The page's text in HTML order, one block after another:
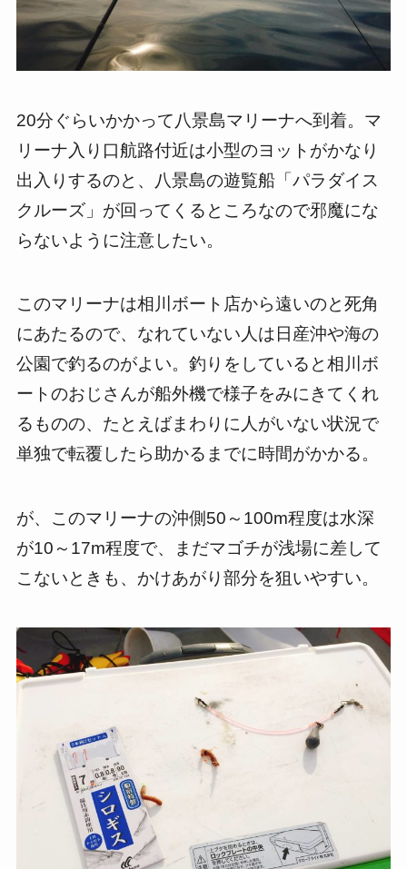
20分ぐらいかかって八景島マリーナへ到着。マ
リーナ入り口航路付近は小型のヨットがかなり
出入りするのと、八景島の遊覧船「パラダイス
クルーズ」が回ってくるところなので邪魔にな
らないように注意したい。
このマリーナは相川ボート店から遠いのと死角
にあたるので、なれていない人は日産沖や海の
公園で釣るのがよい。釣りをしていると相川ボ
ートのおじさんが船外機で様子をみにきてくれ
るものの、たとえばまわりに人がいない状況で
単独で転覆したら助かるまでに時間がかかる。
が、このマリーナの沖側50～100m程度は水深
が10～17m程度で、まだマゴチが浅場に差して
こないときも、かけあがり部分を狙いやすい。